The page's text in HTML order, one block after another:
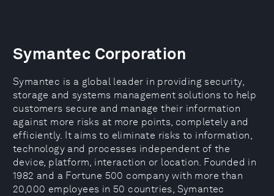
Symantec Corporation
Symantec is a global leader in providing security,
storage and systems management solutions to help
customers secure and manage their information
against more risks at more points, completely and
efficiently. It aims to eliminate risks to information,
technology and processes independent of the
device, platform, interaction or location. Founded in
1982 and a Fortune 500 company with more than
20,000 employees in 50 countries, Symantec